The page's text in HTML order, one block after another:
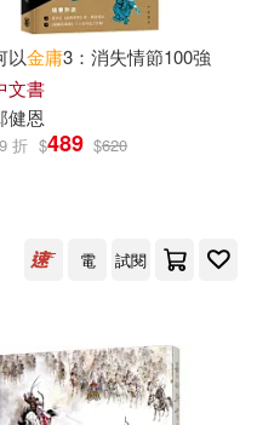
立(2)
以金庸3：消失情節100強
文書
健恩
折 $489 $620
電 試閱